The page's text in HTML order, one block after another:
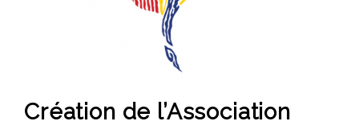
Création de l’Association